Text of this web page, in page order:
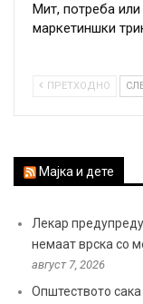
Мит, потреба или
маркетиншки
ПРЕТХОДНО
Мајка и дете
Лекар
немаат врска со
август 7, 2026
Општеството